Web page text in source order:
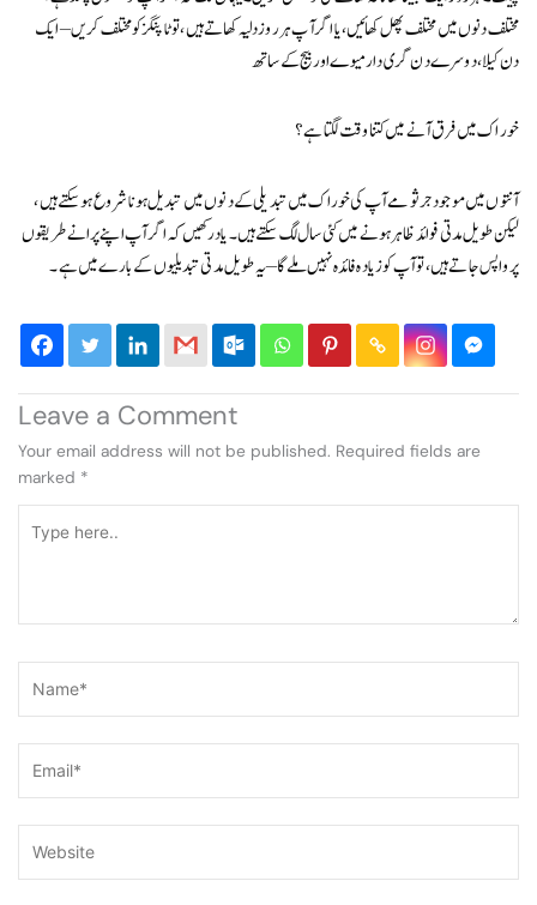
مختلف دنوں میں مختلف پھل کھائیں، یا اگر آپ ہر روز دلیہ کھاتے ہیں، تو ٹاپنگز کو مختلف کریں – ایک
دن کیلا، دوسرے دن گری دار میوے اور بیج کے ساتھ
خوراک میں فرق آنے میں کتنا وقت لگتا ہے؟
آنتوں میں موجود جرثومے آپ کی خوراک میں تبدیلی کے دنوں میں تبدیل ہونا شروع ہو سکتے ہیں،
لیکن طویل مدتی فوائد ظاہر ہونے میں کئی سال لگ سکتے ہیں۔ یاد رکھیں کہ اگر آپ اپنے پرانے طریقوں
پر واپس جاتے ہیں، تو آپ کو زیادہ فائدہ نہیں ملے گا – یہ طویل مدتی تبدیلیوں کے بارے میں ہے۔
Leave a Comment
Your email address will not be published. Required fields are
marked *
here..